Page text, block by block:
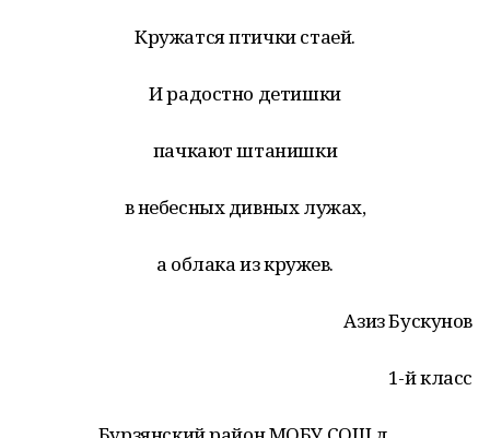
Кружатся птички стаей.
И радостно детишки
пачкают штанишки
в небесных дивных лужах,
а облака из кружев.
Азиз Бускунов
1-й класс